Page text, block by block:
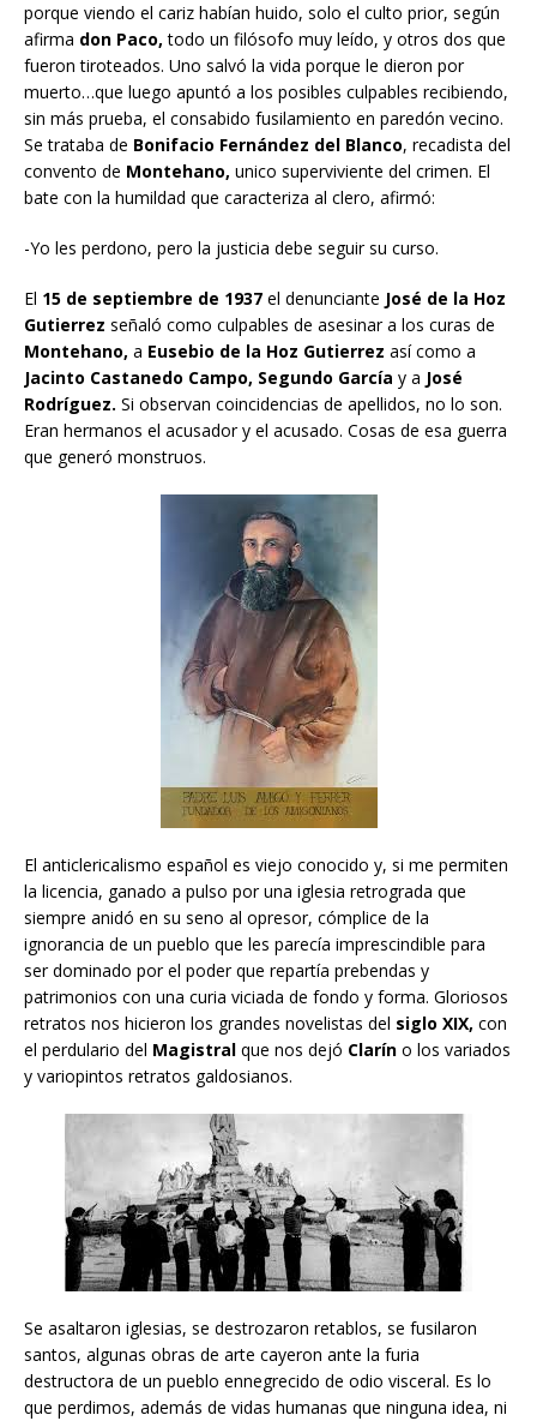
porque viendo el cariz habían huido, solo el culto prior, según
afirma don Paco, todo un filósofo muy leído, y otros dos que
fueron tiroteados. Uno salvó la vida porque le dieron por
muerto…que luego apuntó a los posibles culpables recibiendo,
sin más prueba, el consabido fusilamiento en paredón vecino.
Se trataba de Bonifacio Fernández del Blanco, recadista del
convento de Montehano, unico superviviente del crimen. El
bate con la humildad que caracteriza al clero, afirmó:
-Yo les perdono, pero la justicia debe seguir su curso.
El 15 de septiembre de 1937 el denunciante José de la Hoz
Gutierrez señaló como culpables de asesinar a los curas de
Montehano, a Eusebio de la Hoz Gutierrez así como a
Jacinto Castanedo Campo, Segundo García y a José
Rodríguez. Si observan coincidencias de apellidos, no lo son.
Eran hermanos el acusador y el acusado. Cosas de esa guerra
que generó monstruos.
El anticlericalismo español es viejo conocido y, si me permiten
la licencia, ganado a pulso por una iglesia retrograda que
siempre anidó en su seno al opresor, cómplice de la
ignorancia de un pueblo que les parecía imprescindible para
ser dominado por el poder que repartía prebendas y
patrimonios con una curia viciada de fondo y forma. Gloriosos
retratos nos hicieron los grandes novelistas del siglo XIX, con
el perdulario del Magistral que nos dejó Clarín o los variados
y variopintos retratos galdosianos.
Se asaltaron iglesias, se destrozaron retablos, se fusilaron
santos, algunas obras de arte cayeron ante la furia
destructora de un pueblo ennegrecido de odio visceral. Es lo
que perdimos, además de vidas humanas que ninguna idea, ni